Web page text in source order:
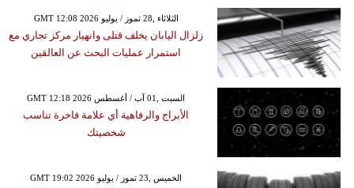
GMT 12:08 2026 الثلاثاء ,28 تموز / يوليو
زلزال اليابان يخلف قتلى وانهيار مركز تجاري مع
استمرار عمليات البحث عن العالقين
GMT 12:18 2026 السبت ,01 آب / أغسطس
الأبراج والرفاهية أي علامة فاخرة تناسب
شخصيتك
GMT 19:02 2026 الخميس ,23 تموز / يوليو